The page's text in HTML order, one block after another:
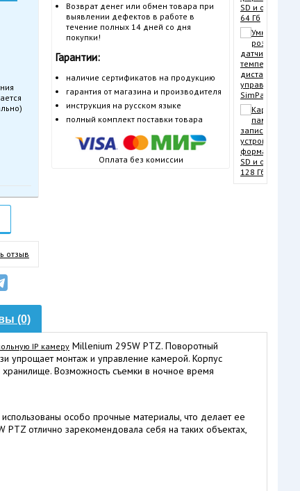
отзыв
Возврат денег или обмен товара при
выявлении дефектов в работе в
течение полных 14 дней со дня
покупки!
Гарантии:
наличие сертификатов на продукцию
гарантия от магазина и производителя
инструкция на русском языке
полный комплект поставки товара
Оплата без комиссии
(0)
IP камеру Millenium 295W PTZ. Поворотный
упрощает монтаж и управление камерой. Корпус
хранилище. Возможность съемки в ночное время
особо прочные материалы, что делает ее
отлично зарекомендовала себя на таких объектах,